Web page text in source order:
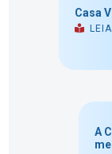
Casa
A